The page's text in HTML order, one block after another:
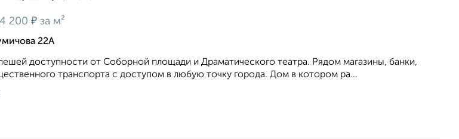
200 ₽ за м²
22А
доступности от Соборной площади и Драматического театра. Рядом магазины, банки,
транспорта с доступом в любую точку города. Дом в котором ра...